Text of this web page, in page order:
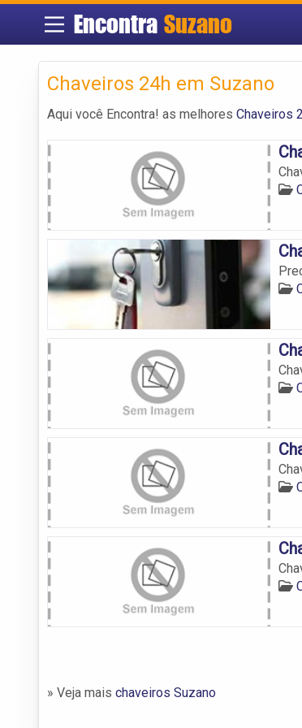
Encontra Suzano
Chaveiros 24h em Suzano
Aqui você Encontra! as melhores Chaveiros
» Veja mais chaveiros Suzano